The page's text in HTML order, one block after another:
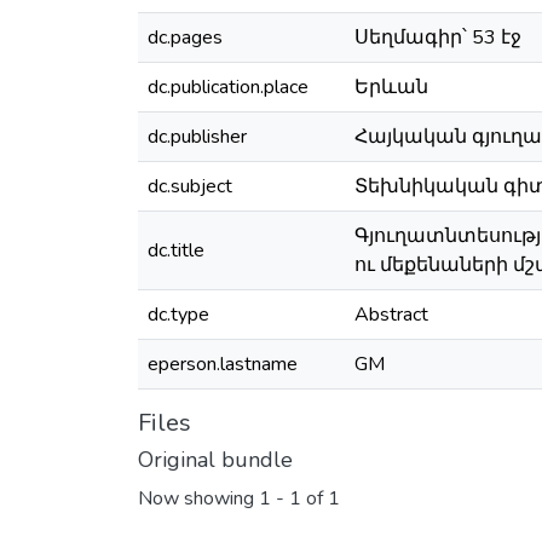
dc.pages
Սեղմագիր՝ 53 էջ
dc.publication.place
Երևան
dc.publisher
Հայկական
dc.subject
Տեխնիկական
dc.title
ու մեքենաների
dc.type
Abstract
eperson.lastname
GM
Files
Original bundle
Now showing 1 - 1 of 1